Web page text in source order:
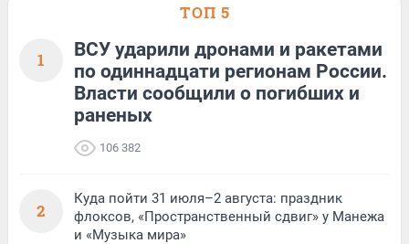
ТОП 5
1
ВСУ ударили дронами и ракетами
по одиннадцати регионам России.
Власти сообщили о погибших и
раненых
106 382
2
Куда пойти 31 июля–2 августа: праздник
флоксов, «Пространственный сдвиг» у Манежа
и «Музыка мира»